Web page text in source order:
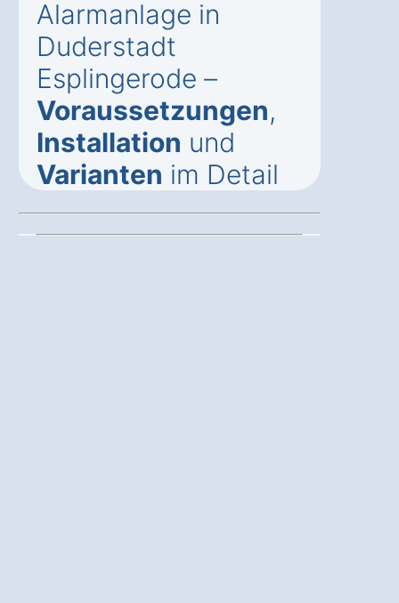
Alarmanlage in
Duderstadt
Esplingerode –
Voraussetzungen,
Installation und
Varianten im Detail